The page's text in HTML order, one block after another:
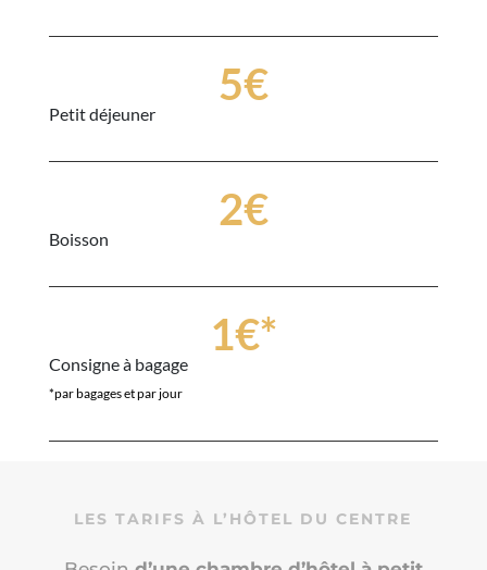
5€
Petit déjeuner
2€
Boisson
1€*
Consigne à bagage
*par bagages et par jour
LES TARIFS À L’HÔTEL DU CENTRE